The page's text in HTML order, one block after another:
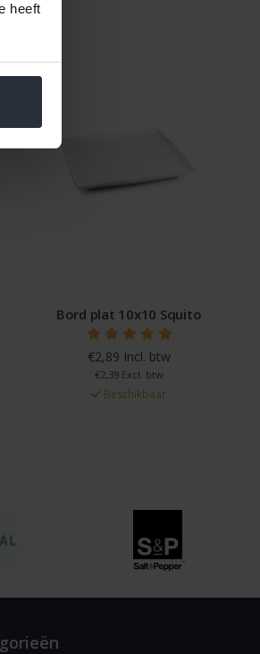
heeft
Bord plat 10x10 Squito
€2,89 Incl. btw
€2,39 Excl. btw
Beschikbaar